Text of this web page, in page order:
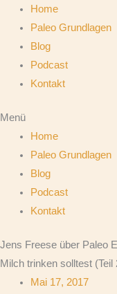
Home
Paleo Grundlagen
Blog
Podcast
Kontakt
Menü
Home
Paleo Grundlagen
Blog
Podcast
Kontakt
Jens Freese über Paleo
Milch trinken solltest (Teil
Mai 17, 2017